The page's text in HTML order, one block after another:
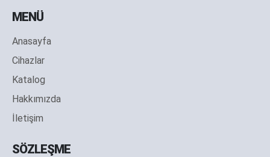
MENÜ
Anasayfa
Cihazlar
Katalog
Hakkımızda
İletişim
SÖZLEŞME